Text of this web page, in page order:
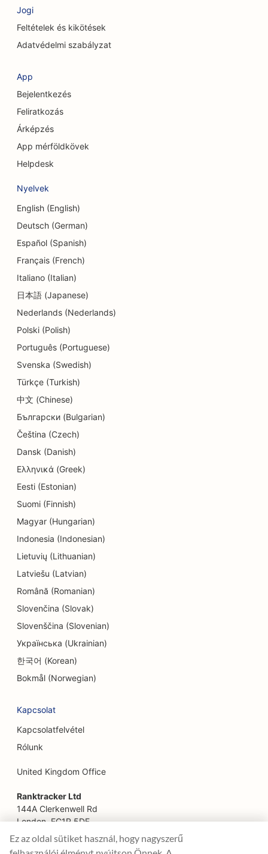
SEO tanácsadó cégek számára
SEO kozmetikai sebészek számára
SEO a valutaváltó szolgáltatások számára
számára
SEO a Hitelszövetkezetek számára
SEO a süteményboltok számára
SEO a táncstúdiók számára
SEO az óvodák számára
SEO az adósságtanácsadási szolgáltatások
SEO fogászati klinikák számára
SEO a Delis számára
SEO for Diners
SEO a bőrradírozási szolgáltatásokhoz
SEO a részletek üzletei számára
SEO a Donut üzletek számára
SEO az oktatási és gyermekgondozási
szolgáltatásokhoz
SEO a vegytisztítók számára
SEO villanyszerelők számára
SEO elektronikai üzletek számára
SEO a szórakozás és rekreáció számára
SEO mérnöki irodák számára
EO etnikai éttermek számára
SEO a szabadulószobák számára
SEO az arcfelvarrás szolgáltatásokhoz
SEO a Farm-to-Table éttermek számára
SEO gyorséttermek számára
SEO virágüzleteknek
Jogi
Feltételek és kikötések
Adatvédelmi szabályzat
App
Bejelentkezés
Feliratkozás
Árképzés
App mérföldkövek
Helpdesk
Nyelvek
English (English)
Deutsch (German)
Español (Spanish)
Français (French)
Italiano (Italian)
日本語 (Japanese)
Nederlands (Nederlands)
Polski (Polish)
Português (Portuguese)
Svenska (Swedish)
Türkçe (Turkish)
中文 (Chinese)
Български (Bulgarian)
Čeština (Czech)
Dansk (Danish)
Ελληνικά (Greek)
Eesti (Estonian)
Suomi (Finnish)
Magyar (Hungarian)
Indonesia (Indonesian)
Lietuvių (Lithuanian)
Latviešu (Latvian)
Română (Romanian)
Slovenčina (Slovak)
Slovenščina (Slovenian)
Українська (Ukrainian)
한국어 (Korean)
Bokmål (Norwegian)
Kapcsolat
Kapcsolatfelvétel
Rólunk
United Kingdom Office
Ranktracker Ltd
144A Clerkenwell Rd
London, EC1R 5DF
Company No: 08820809
Ez az oldal sütiket használ, hogy nagyszerű